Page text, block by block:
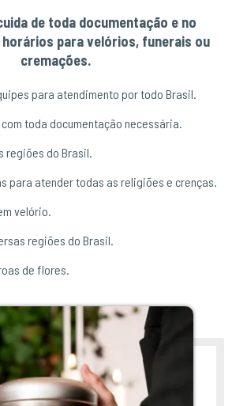
de toda documentação e no
horários para velórios, funerais ou
cremações.
para atendimento por todo Brasil.
toda documentação necessária.
regiões do Brasil.
para atender todas as religiões e crenças.
velório.
regiões do Brasil.
de flores.